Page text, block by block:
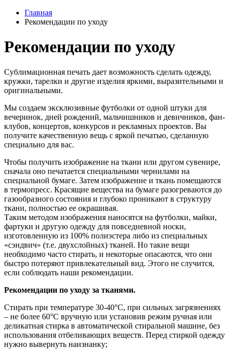
Главная
Рекомендации по уходу
Рекомендации по уходу
Сублимационная печать дает возможность сделать одежду,
кружки, тарелки и другие изделия яркими, выразительными и
оригинальными.
Мы создаем эксклюзивные футболки от одной штуки для
вечеринок, дней рождений, мальчишников и девичников, фан-
клубов, концертов, конкурсов и рекламных проектов. Вы
получите качественную вещь с яркой печатью, сделанную
специально для вас.
Чтобы получить изображение на ткани или другом сувенире,
сначала оно печатается специальными чернилами на
специальной бумаге. Затем изображение и ткань помещаются
в термопресс. Красящие вещества на бумаге разогреваются до
газообразного состояния и глубоко проникают в структуру
ткани, полностью ее окрашивая.
Таким методом изображения наносятся на футболки, майки,
фартуки и другую одежду для повседневной носки,
изготовленную из 100% полиэстера либо из специальных
«сэндвич» (т.е. двухслойных) тканей. Но такие вещи
необходимо часто стирать, и некоторые опасаются, что они
быстро потеряют привлекательный вид. Этого не случится,
если соблюдать наши рекомендации.
Рекомендации по уходу за тканями.
Стирать при температуре 30-40°C, при сильных загрязнениях
– не более 60°C вручную или установив режим ручная или
деликатная стирка в автоматической стиральной машине, без
использования отбеливающих веществ. Перед стиркой одежду
нужно вывернуть наизнанку;